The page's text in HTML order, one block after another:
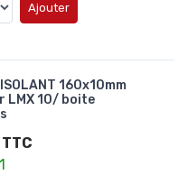
Ajouter
160x10mm
LMX 10/ boite